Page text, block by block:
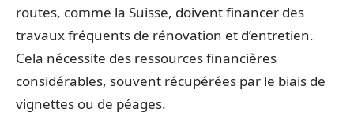
routes, comme la Suisse, doivent financer des
travaux fréquents de rénovation et d’entretien.
Cela nécessite des ressources financières
considérables, souvent récupérées par le biais de
vignettes ou de péages.